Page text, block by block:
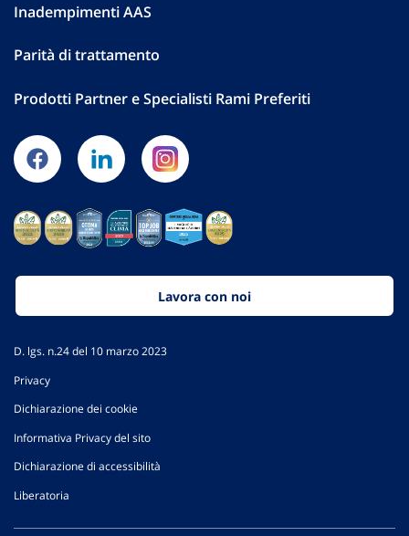
Inadempimenti AAS
Parità di trattamento
Prodotti Partner e Specialisti Rami Preferiti
Lavora con noi
D. lgs. n.24 del 10 marzo 2023
Privacy
Dichiarazione dei cookie
Informativa Privacy del sito
Dichiarazione di accessibilità
Liberatoria